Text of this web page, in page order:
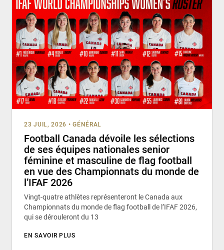
23 JUIL, 2026 • GÉNÉRAL
Football Canada dévoile les sélections
de ses équipes nationales senior
féminine et masculine de flag football
en vue des Championnats du monde de
l’IFAF 2026
Vingt-quatre athlètes représenteront le Canada aux
Championnats du monde de flag football de l’IFAF 2026,
qui se dérouleront du 13
EN SAVOIR PLUS